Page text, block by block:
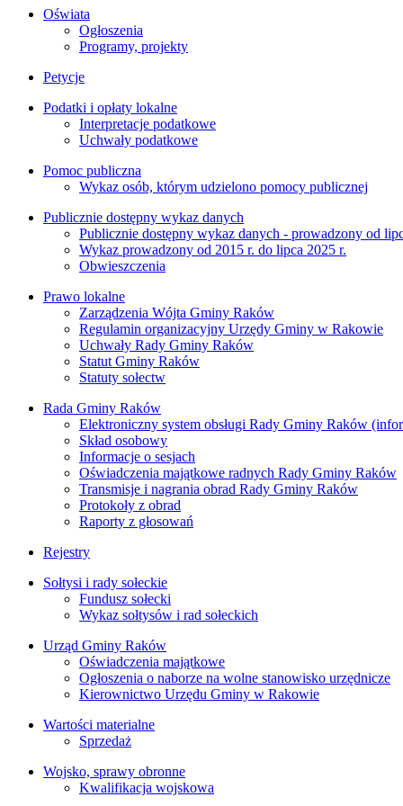
Oświata
Ogłoszenia
Programy, projekty
Petycje
Podatki i opłaty lokalne
Interpretacje podatkowe
Uchwały podatkowe
Pomoc publiczna
Wykaz osób, którym udzielono pomocy publicznej
Publicznie dostępny wykaz danych
Publicznie dostępny wykaz danych - prowadzony od
Wykaz prowadzony od 2015 r. do lipca 2025 r.
Obwieszczenia
Prawo lokalne
Zarządzenia Wójta Gminy Raków
Regulamin organizacyjny Urzędy Gminy w Rakowie
Uchwały Rady Gminy Raków
Statut Gminy Raków
Statuty sołectw
Rada Gminy Raków
Elektroniczny system obsługi Rady Gminy Raków
Skład osobowy
Informacje o sesjach
Oświadczenia majątkowe radnych Rady Gminy Raków
Transmisje i nagrania obrad Rady Gminy Raków
Protokoły z obrad
Raporty z głosowań
Rejestry
Sołtysi i rady sołeckie
Fundusz sołecki
Wykaz sołtysów i rad sołeckich
Urząd Gminy Raków
Oświadczenia majątkowe
Ogłoszenia o naborze na wolne stanowisko urzędnicze
Kierownictwo Urzędu Gminy w Rakowie
Wartości materialne
Sprzedaż
Wojsko, sprawy obronne
Kwalifikacja wojskowa